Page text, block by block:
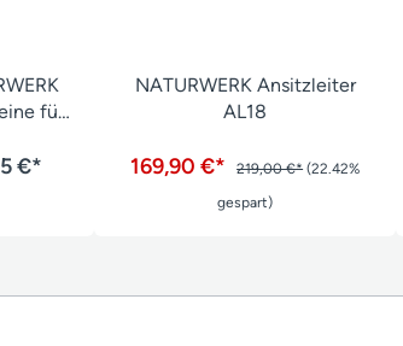
für
€*
NATURWERK Ansitzleiter
AL18
169,90 €* 219,00 €* (22.42%
gespart)